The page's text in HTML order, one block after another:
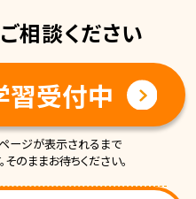
相談ください
習受付中
ージが表示されるまで
のままお待ちください。